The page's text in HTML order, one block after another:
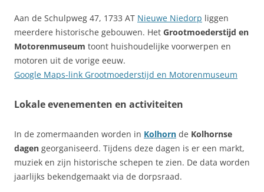
Aan de Schulpweg 47, 1733 AT Nieuwe Niedorp liggen
meerdere historische gebouwen. Het Grootmoederstijd en
Motorenmuseum toont huishoudelijke voorwerpen en
motoren uit de vorige eeuw.
Google Maps-link Grootmoederstijd en Motorenmuseum
Lokale evenementen en activiteiten
In de zomermaanden worden in Kolhorn de Kolhornse
dagen georganiseerd. Tijdens deze dagen is er een markt,
muziek en zijn historische schepen te zien. De data worden
jaarlijks bekendgemaakt via de dorpsraad.